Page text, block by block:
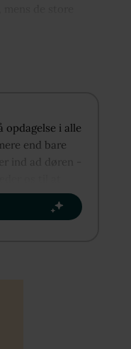
er god plads til
desuden både
for at skabe et
opdagelse i alle
end bare
ind ad døren -